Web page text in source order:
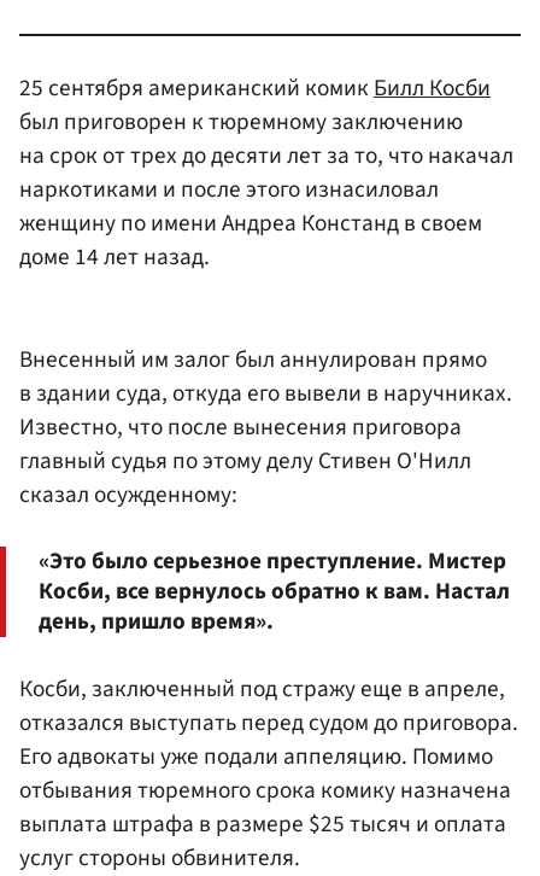
25 сентября американский комикБилл Косби
был приговорен к тюремному заключению
на срок от трех до десяти лет за то, что накачал
наркотиками и после этого изнасиловал
женщину по имени Андреа Констанд в своем
доме 14 лет назад.
Внесенный им залог был аннулирован прямо
в здании суда, откуда его вывели в наручниках.
Известно, что после вынесения приговора
главный судья по этому делу Стивен О'Нилл
сказал осужденному:
«Это было серьезное преступление. Мистер
Косби, все вернулось обратно к вам. Настал
день, пришло время».
Косби, заключенный под стражу еще в апреле,
отказался выступать перед судом до приговора.
Его адвокаты уже подали аппеляцию. Помимо
отбывания тюремного срока комику назначена
выплата штрафа в размере $25 тысяч и оплата
услуг стороны обвинителя.